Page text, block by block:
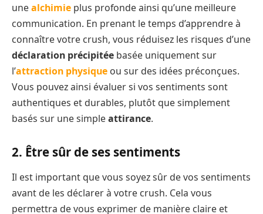
unealchimie plus profonde ainsi qu’une meilleure
communication. En prenant le temps d’apprendre à
connaître votre crush, vous réduisez les risques d’une
déclaration précipitée basée uniquement sur
l’attraction physique ou sur des idées préconçues.
Vous pouvez ainsi évaluer si vos sentiments sont
authentiques et durables, plutôt que simplement
basés sur une simpleattirance.
2. Être sûr de ses sentiments
Il est important que vous soyez sûr de vos sentiments
avant de les déclarer à votre crush. Cela vous
permettra de vous exprimer de manière claire et